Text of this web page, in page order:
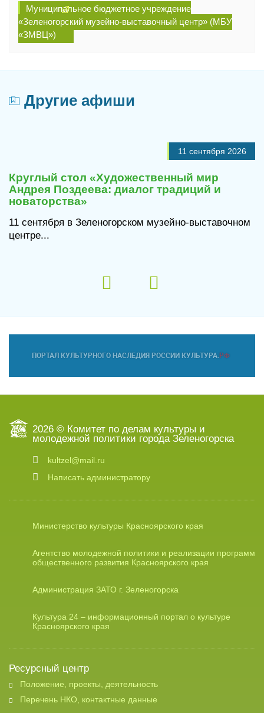
Муниципальное бюджетное учреждение
«Зеленогорский музейно-выставочный центр» (МБУ
«ЗМВЦ»)
Другие афиши
11 сентября 2026
Круглый стол «Художественный мир
Андрея Поздеева: диалог традиций и
новаторства»
11 сентября в Зеленогорском музейно-выставочном
центре...
2026 © Комитет по делам культуры и
молодежной политики города Зеленогорска
kultzel@mail.ru
Написать администратору
Министерство культуры Красноярского края
Агентство молодежной политики и реализации программ
общественного развития Красноярского края
Администрация ЗАТО г. Зеленогорска
Культура 24 – информационный портал о культуре
Красноярского края
Ресурсный центр
Положение, проекты, деятельность
Перечень НКО, контактные данные